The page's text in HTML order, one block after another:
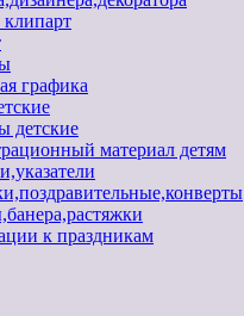
графика
детские
материал детям
к праздникам